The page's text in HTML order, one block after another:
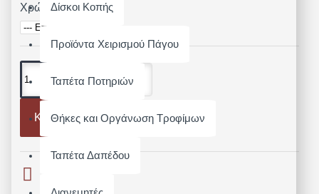
Δίσκοι Κοπής
Προϊόντα Χειρισμού Πάγου
Ταπέτα Ποτηριών
Θήκες και Οργάνωση Τροφίμων
Ταπέτα Δαπέδου
Χρώμα
Καλάθι